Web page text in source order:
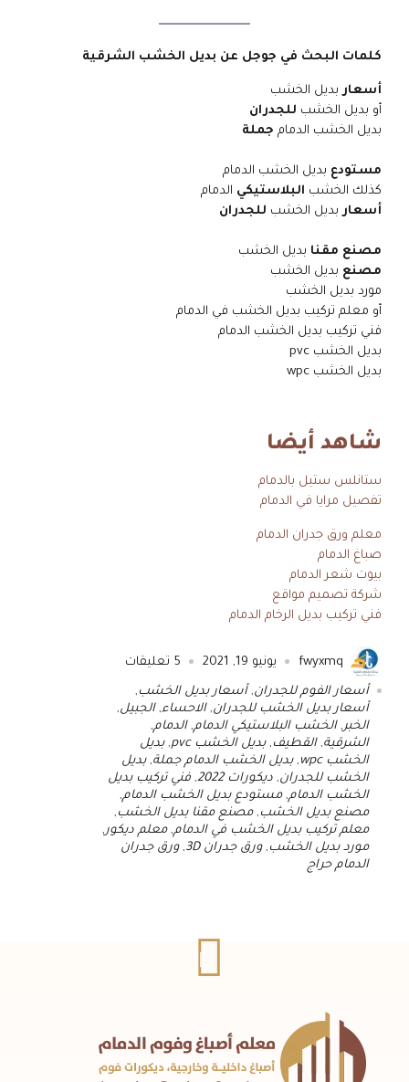
كلمات البحث في جوجل عن بديل الخشب الشرقية
أسعار بديل الخشب
أو بديل الخشب للجدران
بديل الخشب الدمام جملة
مستودع بديل الخشب الدمام
كذلك الخشب البلاستيكي الدمام
أسعار بديل الخشب للجدران
مصنع مقنا بديل الخشب
مصنع بديل الخشب
مورد بديل الخشب
أو معلم تركيب بديل الخشب في الدمام
فني تركيب بديل الخشب الدمام
بديل الخشب pvc
بديل الخشب wpc
شاهد أيضا
ستانلس ستيل بالدمام
تفصيل مرايا في الدمام
معلم ورق جدران الدمام
صباغ الدمام
بيوت شعر الدمام
شركة تصميم مواقع
فني تركيب بديل الرخام الدمام
fwyxmq يونيو 19, 2021 5 تعليقات
أسعار الفوم للجدران,أسعار بديل الخشب ,
أسعار بديل الخشب للجدران,الاحساء,الجبيل,
الخبر ,الخشب البلاستيكي الدمام,الدمام,
الشرقية,القطيف ,بديل الخشب pvc ,بديل
الخشب wpc
,بديل الخشب الدمام جملة,بديل
الخشب للجدران, ديكورات 2022 , فني تركيب بديل
الخشب الدمام,مستودع بديل الخشب الدمام,
مصنع بديل الخشب ,مصنع مقنا بديل الخشب ,
معلم تركيب بديل الخشب في الدمام,معلم ديكور ,
مورد بديل الخشب ,ورق جدران 3D ,ورق جدران
الدمام حراج